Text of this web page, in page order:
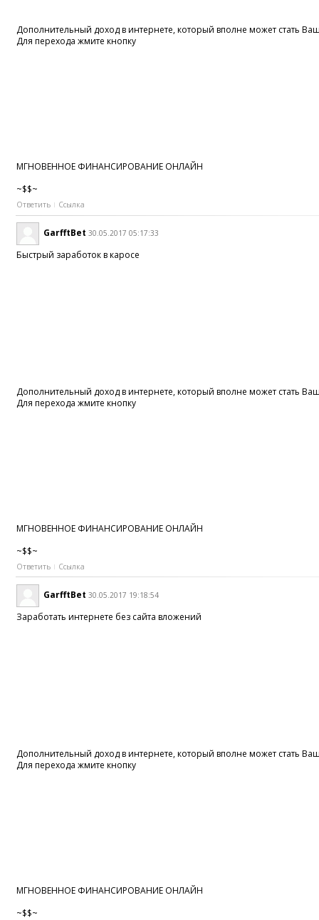
Дополнительный доход в интернете, который вполне может стать
Для перехода жмите кнопку
МГНОВЕННОЕ ФИНАНСИРОВАНИЕ ОНЛАЙН
~$$~
Ответить Ссылка
GarfftBet 30.05.2017 05:17:33
Быстрый заработок в каросе
Дополнительный доход в интернете, который вполне может стать
Для перехода жмите кнопку
МГНОВЕННОЕ ФИНАНСИРОВАНИЕ ОНЛАЙН
~$$~
Ответить Ссылка
GarfftBet 30.05.2017 19:18:54
Заработать интернете без сайта вложений
Дополнительный доход в интернете, который вполне может стать
Для перехода жмите кнопку
МГНОВЕННОЕ ФИНАНСИРОВАНИЕ ОНЛАЙН
~$$~